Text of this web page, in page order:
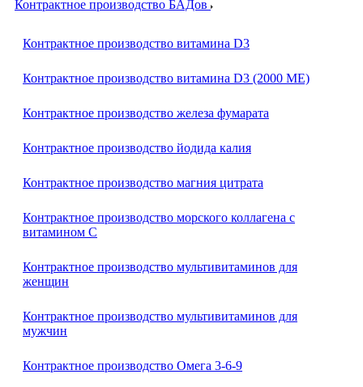
Контрактное производство БАДов
Контрактное производство витамина D3
Контрактное производство витамина D3 (2000 МЕ)
Контрактное производство железа фумарата
Контрактное производство йодида калия
Контрактное производство магния цитрата
Контрактное производство морского коллагена с
витамином С
Контрактное производство мультивитаминов для
женщин
Контрактное производство мультивитаминов для
мужчин
Контрактное производство Омега 3-6-9